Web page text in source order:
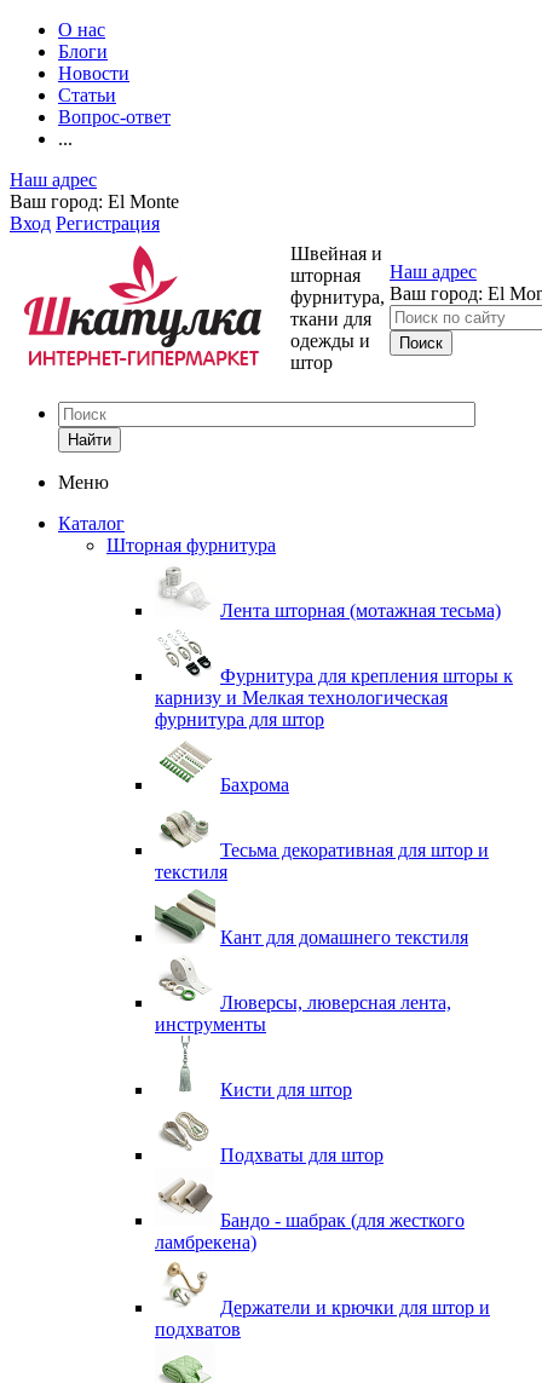
О нас
Блоги
Новости
Статьи
Вопрос-ответ
...
Наш адрес
Ваш город: El Monte
Вход Регистрация
Швейная и
шторная
фурнитура,
ткани для
одежды и
штор
Наш адрес
Ваш город: El
Найти
Меню
Каталог
Шторная фурнитура
Лента шторная (мотажная тесьма)
Фурнитура для крепления шторы к
карнизу и Мелкая технологическая
фурнитура для штор
Бахрома
Тесьма декоративная для штор и
текстиля
Кант для домашнего текстиля
Люверсы, люверсная лента,
инструменты
Кисти для штор
Подхваты для штор
Бандо - шабрак (для жесткого
ламбрекена)
Держатели и крючки для штор и
подхватов